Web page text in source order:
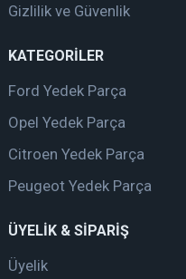
Gizlilik ve Güvenlik
KATEGORİLER
Ford Yedek Parça
Opel Yedek Parça
Citroen Yedek Parça
Peugeot Yedek Parça
ÜYELİK & SİPARİŞ
Üyelik